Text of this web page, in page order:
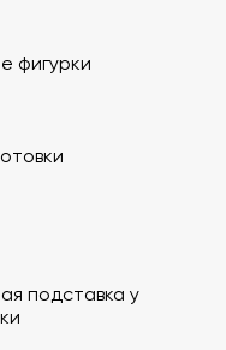
воспитатель, спорт-
подставку
терапии
фигурки
подставка у